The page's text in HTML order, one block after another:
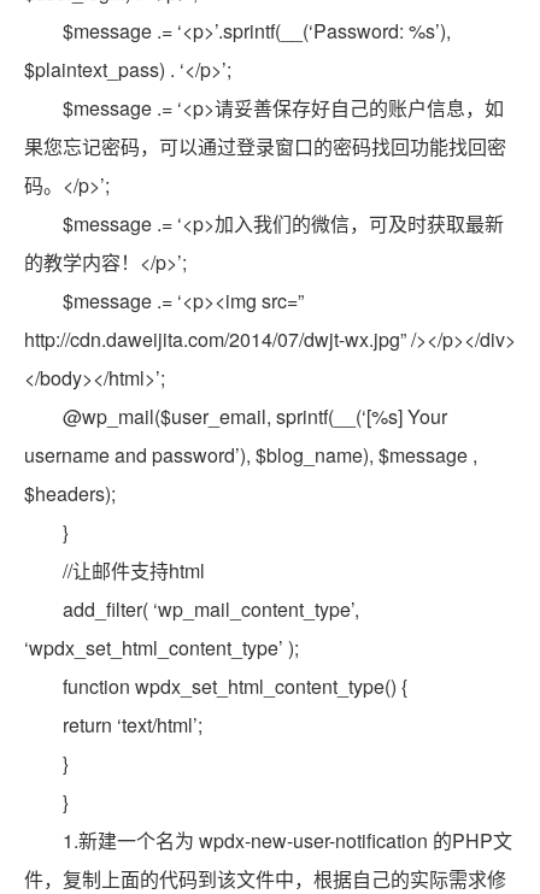
$message .= ‘<p>’.sprintf(__(‘Password: %s’),
$plaintext_pass) . ‘</p>’;
$message .= ‘<p>请妥善保存好自己的账户信息，如
果您忘记密码，可以通过登录窗口的密码找回功能找回密
码。</p>’;
$message .= ‘<p>加入我们的微信，可及时获取最新
的教学内容！</p>’;
$message .= ‘<p><img src=”
http://cdn.daweijita.com/2014/07/dwjt-wx.jpg” /></p></div>
</body></html>’;
@wp_mail($user_email, sprintf(__(‘[%s] Your
username and password’), $blog_name), $message ,
$headers);
}
//让邮件支持html
add_filter( ‘wp_mail_content_type’,
‘wpdx_set_html_content_type’ );
function wpdx_set_html_content_type() {
return ‘text/html’;
}
}
1.新建一个名为 wpdx-new-user-notification 的PHP文
件，复制上面的代码到该文件中，根据自己的实际需求修